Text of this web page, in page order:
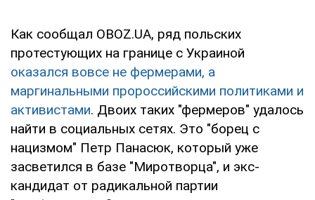
Как сообщал OBOZ.UA, ряд польских
протестующих на границе с Украиной
оказался вовсе не фермерами, а
маргинальными пророссийскими политиками и
активистами. Двоих таких "фермеров" удалось
найти в социальных сетях. Это "борец с
нацизмом" Петр Панасюк, который уже
засветился в базе "Миротворца", и экс-
кандидат от радикальной партии